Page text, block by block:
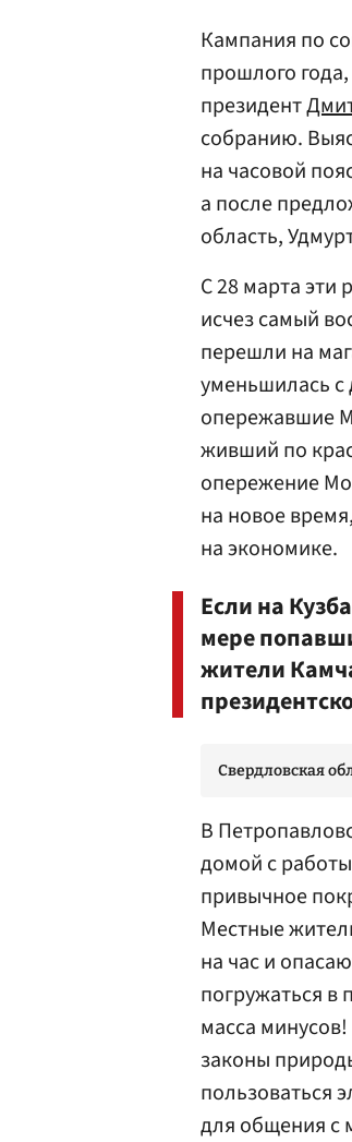
Кампания по
прошлого
президент
собранию.
на часовой
а после
область,
С 28 марта эти
исчез самый
перешли на
уменьшилась с
опережавшие
живший по
опережение
на новое
на экономике.
Если на
мере
жители
Свердловская
В
домой с
привычное
Местные
на час и
погружаться в
масса
законы
пользоваться
для общения с